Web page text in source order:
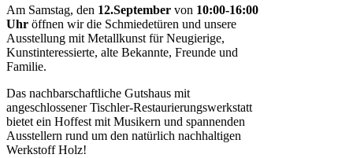
Am Samstag, den 12.September von 10:00-16:00
Uhr öffnen wir die Schmiedetüren und unsere
Ausstellung mit Metallkunst für Neugierige,
Kunstinteressierte, alte Bekannte, Freunde und
Familie.
Das nachbarschaftliche Gutshaus mit
angeschlossener Tischler-Restaurierungswerkstatt
bietet ein Hoffest mit Musikern und spannenden
Ausstellern rund um den natürlich nachhaltigen
Werkstoff Holz!